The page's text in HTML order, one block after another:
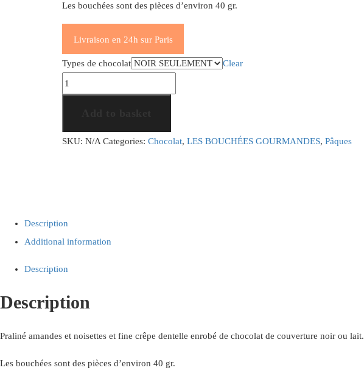
Les bouchées sont des pièces d’environ 40 gr.
Livraison en 24h sur Paris
Types de chocolat
Clear
Bouchée
SKU: N/A Categories: Chocolat, LES BOUCHÉES GOURMANDES, Pâques
Description
Additional information
Description
Description
Praliné amandes et noisettes et fine crêpe dentelle enrobé de chocolat de couverture noir ou lait.
Les bouchées sont des pièces d’environ 40 gr.